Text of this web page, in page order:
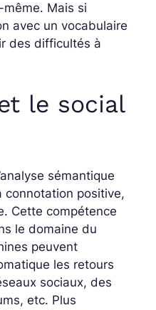
Mais si
avec un vocabulaire
des difficultés à
le social
sémantique
positive,
Cette compétence
le domaine du
peuvent
les retours
sociaux, des
etc. Plus